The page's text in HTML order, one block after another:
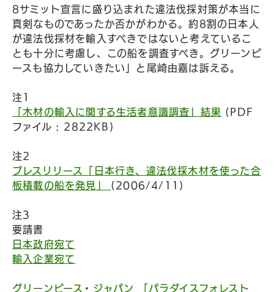
8サミット宣言に盛り込まれた違法伐採対策が本当に
真剣なものであったか否かがわかる。約8割の日本人
が違法伐採材を輸入すべきではないと考えているこ
とも十分に考慮し、この船を調査すべき。グリーンピ
ースも協力していきたい」と尾崎由嘉は訴える。
注1
「木材の輸入に関する生活者意識調査」結果 (PDF
ファイル : 2822KB)
注2
プレスリリース「日本行き、違法伐採木材を使った合
板積載の船を発見」 (2006/4/11)
注3
要請書
日本政府宛て
輸入企業宛て
グリーンピース・ジャパン 「パラダイスフォレスト